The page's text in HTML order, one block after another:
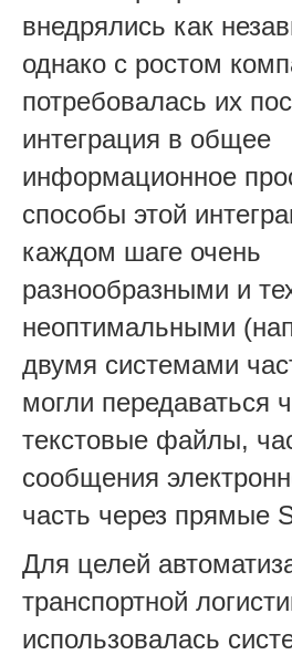
внедрялись как
однако с ростом
потребовалась их
интеграция в общее
информационное
способы этой
каждом шаге очень
разнообразными и
неоптимальными
двумя системами
могли передаваться
текстовые файлы,
сообщения
часть через прямые
Для целей
транспортной
использовалась